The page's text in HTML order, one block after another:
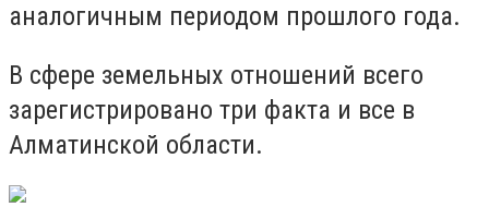
аналогичным периодом прошлого года.
В сфере земельных отношений всего
зарегистрировано три факта и все в
Алматинской области.